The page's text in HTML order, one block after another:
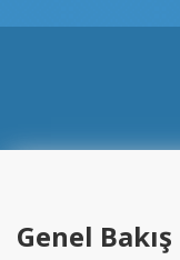
Genel Bakış